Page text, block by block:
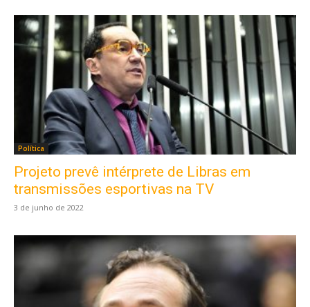
Política
Projeto prevê intérprete de Libras em
transmissões esportivas na TV
3 de junho de 2022